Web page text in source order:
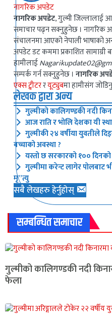
नागरिक अपडेट
नागरिक अपडेट, गुल्मी जिल्लालाई
समाचार पढ्न सक्नुहुनेछ । नागरिक
संचालनमा आएको नेपाली भाषाको
अपडेट डट कममा प्रकाशित
हामीलाई
सम्पर्क गर्न सक्नुहुनेछ । नागरिक
एक्स ट्वीटररयूट्युबमा हामीसंग
लेखक द्वारा अन्य
गुल्मीको कालिगण्डकी नदी
आज राति र भोलि देशका यी
गुल्मीकी २४ वर्षीया युवतीले
बच्चाको अवस्था ?
यस्तो छ सरकारको १०० दिनको
गुल्मीमा करेन्ट लागेर पोलबाट
मृ”त्यु
सबै लेखहरु हेर्नुहोस्
सम्बन्धित समाचार
गुल्मीको कालिगण्डकी नदी
फेला